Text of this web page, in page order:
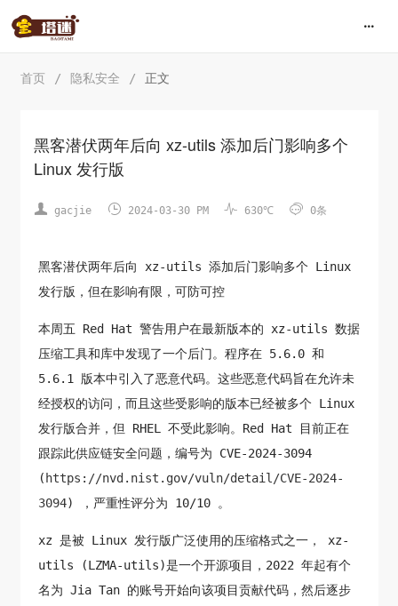
首页 / 隐私安全 / 正文
黑客潜伏两年后向 xz-utils 添加后门影响多个
Linux 发行版
 gacjie  2024-03-30 PM  630℃  0条
黑客潜伏两年后向 xz-utils 添加后门影响多个 Linux
发行版，但在影响有限，可防可控
本周五 Red Hat 警告用户在最新版本的 xz-utils 数据
压缩工具和库中发现了一个后门。程序在 5.6.0 和
5.6.1 版本中引入了恶意代码。这些恶意代码旨在允许未
经授权的访问，而且这些受影响的版本已经被多个 Linux
发行版合并，但 RHEL 不受此影响。Red Hat 目前正在
跟踪此供应链安全问题，编号为 CVE-2024-3094
(https://nvd.nist.gov/vuln/detail/CVE-2024-
3094) ，严重性评分为 10/10 。
xz 是被 Linux 发行版广泛使用的压缩格式之一， xz-
utils (LZMA-utils)是一个开源项目，2022 年起有个
名为 Jia Tan 的账号开始向该项目贡献代码，然后逐步